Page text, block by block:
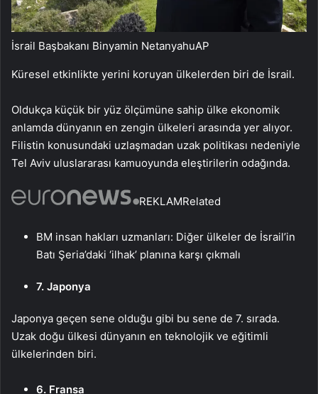
İsrail Başbakanı Binyamin NetanyahuAP
Küresel etkinlikte yerini koruyan ülkelerden biri de İsrail.
Oldukça küçük bir yüz ölçümüne sahip ülke ekonomik
anlamda dünyanın en zengin ülkeleri arasında yer alıyor.
Filistin konusundaki uzlaşmadan uzak politikası nedeniyle
Tel Aviv uluslararası kamuoyunda eleştirilerin odağında.
REKLAMRelated
BM insan hakları uzmanları: Diğer ülkeler de İsrail’in
Batı Şeria’daki ‘ilhak’ planına karşı çıkmalı
7. Japonya
Japonya geçen sene olduğu gibi bu sene de 7. sırada.
Uzak doğu ülkesi dünyanın en teknolojik ve eğitimli
ülkelerinden biri.
6. Fransa